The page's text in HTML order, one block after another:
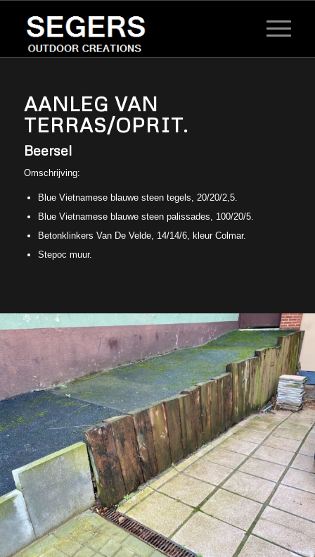
AANLEG VAN
TERRAS/OPRIT.
Beersel
Omschrijving:
Blue Vietnamese blauwe steen tegels, 20/20/2,5.
Blue Vietnamese blauwe steen palissades, 100/20/5.
Betonklinkers Van De Velde, 14/14/6, kleur Colmar.
Stepoc muur.